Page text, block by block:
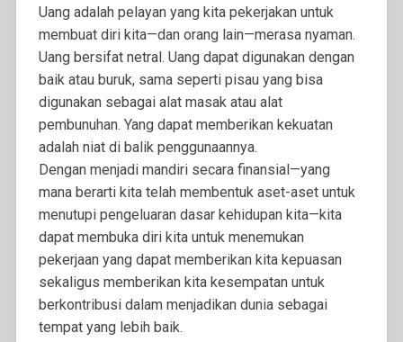
Uang adalah pelayan yang kita pekerjakan untuk
membuat diri kita—dan orang lain—merasa nyaman.
Uang bersifat netral. Uang dapat digunakan dengan
baik atau buruk, sama seperti pisau yang bisa
digunakan sebagai alat masak atau alat
pembunuhan. Yang dapat memberikan kekuatan
adalah niat di balik penggunaannya.
Dengan menjadi mandiri secara finansial—yang
mana berarti kita telah membentuk aset-aset untuk
menutupi pengeluaran dasar kehidupan kita—kita
dapat membuka diri kita untuk menemukan
pekerjaan yang dapat memberikan kita kepuasan
sekaligus memberikan kita kesempatan untuk
berkontribusi dalam menjadikan dunia sebagai
tempat yang lebih baik.